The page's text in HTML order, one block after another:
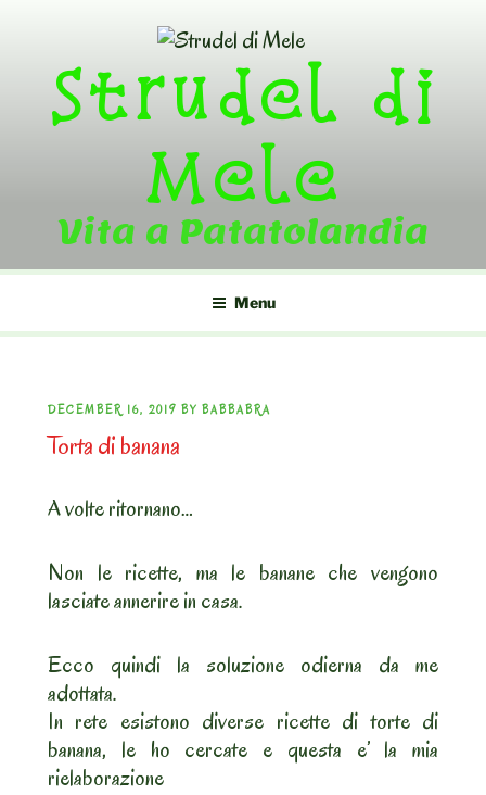
contentStrudel di
Mele
Vita a Patatolandia
Menu
POSTED
ON
DECEMBER 16, 2019 BY BABBABRA
Torta di banana
A volte ritornano…
Non le ricette, ma le banane che vengono
lasciate annerire in casa.
Ecco quindi la soluzione odierna da me
adottata.
In rete esistono diverse ricette di torte di
banana, le ho cercate e questa e’ la mia
rielaborazione